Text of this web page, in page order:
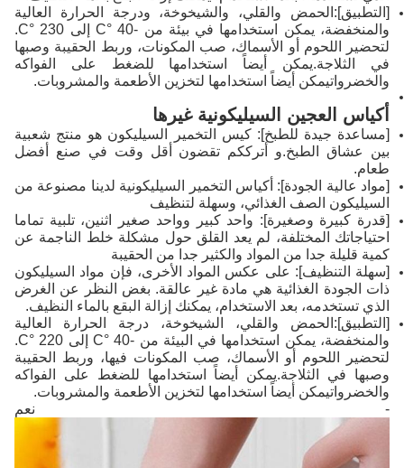
[التطبيق]:الحمض والقلي، والشيخوخة، ودرجة الحرارة العالية
والمنخفضة، يمكن استخدامها في بيئة من -40 °C إلى 230 °C.
لتحضير اللحوم أو الأسماك، صب المكونات، وربط الحقيبة وصبها
في الثلاجة.يمكن أيضاً استخدامها للضغط على الفواكه
والخضرواتيمكن أيضاً استخدامها لتخزين الأطعمة والمشروبات.
أكياس العجين السيليكونية غيرها
[مساعدة جيدة للطبخ]: كيس التخمير السيليكون هو منتج شعبية
بين عشاق الطبخ.و أترككم تقضون أقل وقت في صنع أفضل
طعام.
[مواد عالية الجودة]: أكياس التخمير السيليكونية لدينا مصنوعة من
السيليكون الصف الغذائي، وسهلة لتنظيف
[قدرة كبيرة وصغيرة]: واحد كبير وواحد صغير اثنين، تلبية تماما
احتياجاتك المختلفة، لم يعد القلق حول مشكلة خلط الناجمة عن
كمية قليلة جدا من المواد والكثير جدا من الحقيبة
[سهلة التنظيف]: على عكس المواد الأخرى، فإن مواد السيليكون
ذات الجودة الغذائية هي مادة غير عالقة. بغض النظر عن الغرض
الذي تستخدمه، بعد الاستخدام، يمكنك إزالة البقع بالماء النظيف.
[التطبيق]:الحمض والقلي، الشيخوخة، درجة الحرارة العالية
والمنخفضة، يمكن استخدامها في البيئة من -40 °C إلى 220 °C.
لتحضير اللحوم أو الأسماك، صب المكونات فيها، وربط الحقيبة
وصبها في الثلاجة.يمكن أيضاً استخدامها للضغط على الفواكه
والخضرواتيمكن أيضاً استخدامها لتخزين الأطعمة والمشروبات.
- نعم